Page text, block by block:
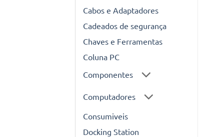
Cabos e Adaptadores
Cadeados de segurança
Chaves e Ferramentas
Coluna PC
Componentes
Computadores
Consumiveis
Docking Station